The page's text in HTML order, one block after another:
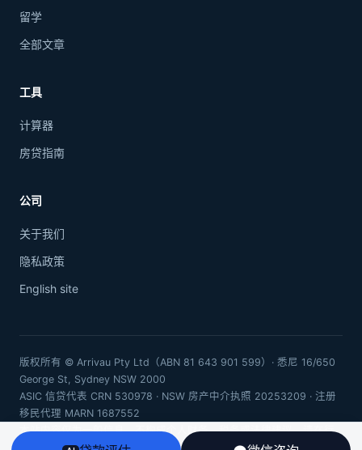
留学
全部文章
工具
计算器
房贷指南
公司
关于我们
隐私政策
English site
版权所有 © Arrivau Pty Ltd（ABN 81 643 901 599）· 悉尼 16/650
George St, Sydney NSW 2000
ASIC 信贷代表 CRN 530978 · NSW 房产中介执照 20253209 · 注册
移民代理 MARN 1687552
本站内容仅为一般信息，不构成个人财务、税务或法律建议。请在行
动前咨询持牌专业人士。